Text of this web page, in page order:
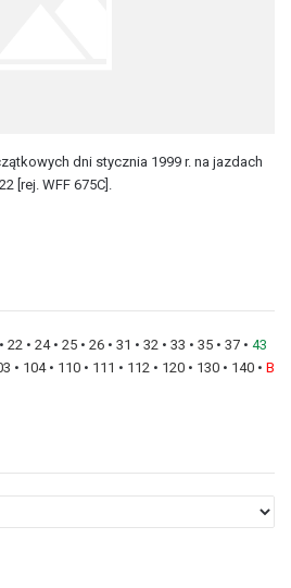
dni stycznia 1999 r. na jazdach
[rej. WFF 675C].
• 22 • 24• 25 • 26 • 31 • 32 • 33 • 35 • 37 • 43
• 104• 110 • 111 • 112 • 120 • 130 • 140 • B